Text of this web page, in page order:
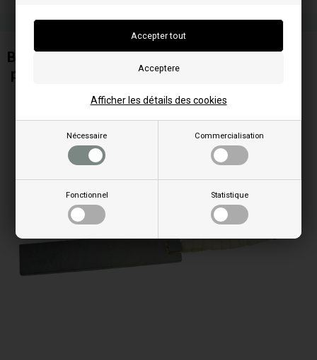
Nécessaire Commercialisation
Fonctionnel Statistique
Afficher les détails des cookies
Bougie de préchauffage (Plate céramique)
pour Wamsler